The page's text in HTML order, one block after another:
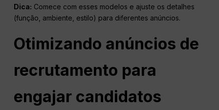
Dica: Comece com esses modelos e ajuste os detalhes
(função, ambiente, estilo) para diferentes anúncios.
Otimizando anúncios de
recrutamento para
engajar candidatos